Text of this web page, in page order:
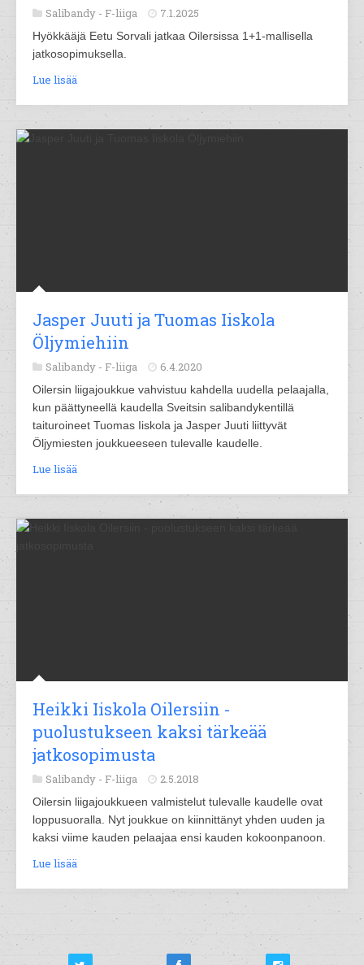
Salibandy - F-liiga 7.1.2025
Hyökkääjä Eetu Sorvali jatkaa Oilersissa 1+1-mallisella
jatkosopimuksella.
Lue lisää
Jasper Juuti ja Tuomas Iiskola
Öljymiehiin
Salibandy - F-liiga 6.4.2020
Oilersin liigajoukkue vahvistuu kahdella uudella pelaajalla,
kun päättyneellä kaudella Sveitsin salibandykentillä
taituroineet Tuomas Iiskola ja Jasper Juuti liittyvät
Öljymiesten joukkueeseen tulevalle kaudelle.
Lue lisää
Heikki Iiskola Oilersiin -
puolustukseen kaksi tärkeää
jatkosopimusta
Salibandy - F-liiga 2.5.2018
Oilersin liigajoukkueen valmistelut tulevalle kaudelle ovat
loppusuoralla. Nyt joukkue on kiinnittänyt yhden uuden ja
kaksi viime kauden pelaajaa ensi kauden kokoonpanoon.
Lue lisää